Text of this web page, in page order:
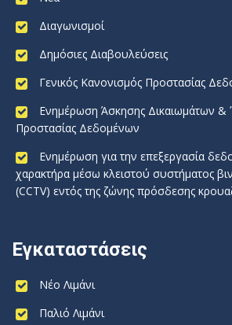
Διαγωνισμοί
Δημόσιες Διαβουλεύσεις
Γενικός Κανονισμός Προστασίας
Ενημέρωση Άσκησης Δικαιωμάτων
Προστασίας Δεδομένων
Ενημέρωση για την επεξεργασία
χαρακτήρα μέσω κλειστού συστήματος
(CCTV) εντός της ζώνης πρόσδεσης
Εγκαταστάσεις
Νέο Λιμάνι
Παλιό Λιμάνι